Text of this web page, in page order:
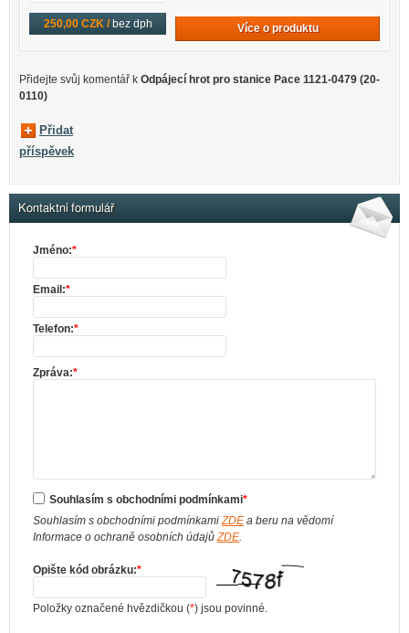
250,00 CZK /bez dph Více o produktu
Přidejte svůj komentář k Odpájecí hrot pro stanice Pace 1121-0479 (20-
0110)
Přidat
příspěvek
Kontaktní formulář
Jméno:*
Email:*
Telefon:*
Zpráva:*
Souhlasím s obchodními podmínkami*
Souhlasím s obchodními podmínkami ZDE a beru na vědomí
Informace o ochraně osobních údajů ZDE
Opište kód obrázku:*
Položky označené hvězdičkou (*) jsou povinné.